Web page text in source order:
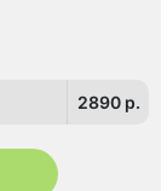
2890 p.